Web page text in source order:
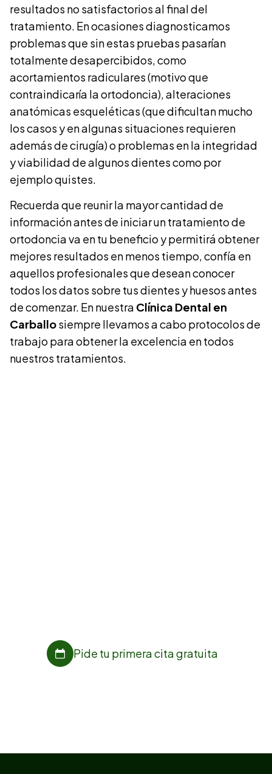
resultados no satisfactorios al final del
tratamiento. En ocasiones diagnosticamos
problemas que sin estas pruebas pasarían
totalmente desapercibidos, como
acortamientos radiculares (motivo que
contraindicaría la ortodoncia), alteraciones
anatómicas esqueléticas (que dificultan mucho
los casos y en algunas situaciones requieren
además de cirugía) o problemas en la integridad
y viabilidad de algunos dientes como por
ejemplo quistes.
Recuerda que reunir la mayor cantidad de
información antes de iniciar un tratamiento de
ortodoncia va en tu beneficio y permitirá obtener
mejores resultados en menos tiempo, confía en
aquellos profesionales que desean conocer
todos los datos sobre tus dientes y huesos antes
de comenzar. En nuestra Clínica Dental en
Carballosiempre llevamos a cabo protocolos de
trabajo para obtener la excelencia en todos
nuestros tratamientos.
Pide tu primera cita gratuita